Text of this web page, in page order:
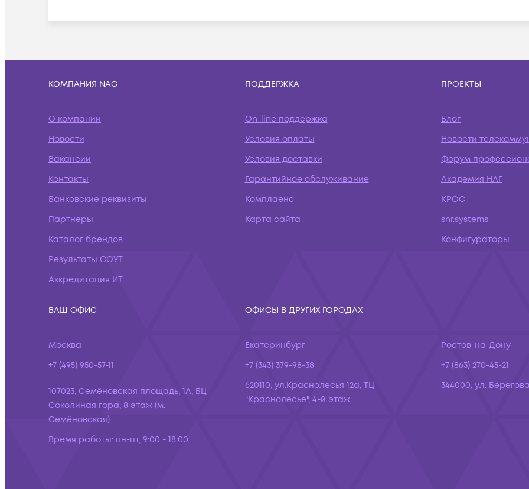
КОМПАНИЯ NAG
О компании
Новости
Вакансии
Контакты
Банковские реквизиты
Партнеры
Каталог брендов
Результаты СОУТ
Аккредитация ИТ
ПОДДЕРЖКА
On-line поддержка
Условия оплаты
Условия доставки
Гарантийное обслуживание
Комплаенс
Карта сайта
ПРОЕКТЫ
Блог
Новости
Форум
Академия НАГ
КРОС
snr.systems
Конфигураторы
ВАШ ОФИС
Москва
+7 (495) 950-57-11
107023, Семёновская площадь, 1А, БЦ
Соколиная гора, 8 этаж (м.
Семёновская)
Время работы: пн-пт, 9:00 - 18:00
ОФИСЫ В ДРУГИХ ГОРОДАХ
Екатеринбург
+7 (343) 379-98-38
620110, ул.Краснолесья 12а, ТЦ
"Краснолесье", 4-й этаж
Ростов-на-Дону
+7 (863) 270-45-21
344000, ул.